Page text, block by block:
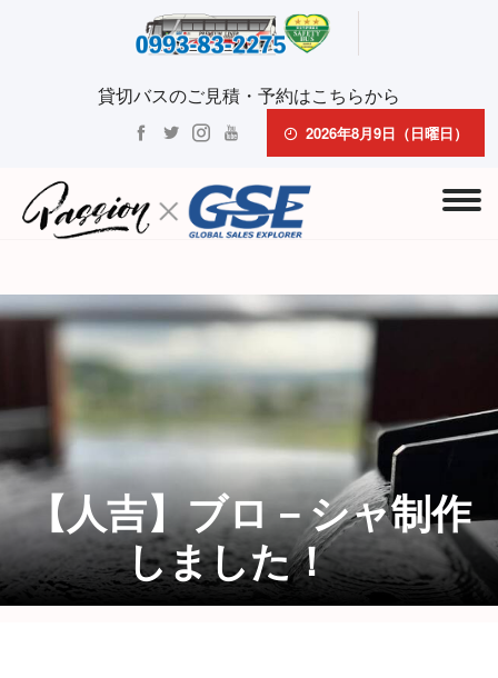
貸切バスのご見積・予約はこちらから
2026年8月9日（日曜日）
【人吉】ブロ－シャ制作
しました！